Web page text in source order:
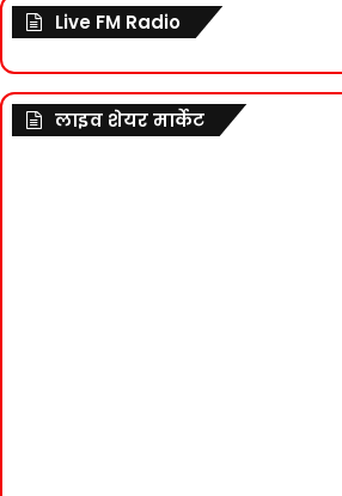
Live FM Radio
लाइव शेयर मार्केट